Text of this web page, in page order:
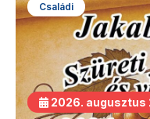
Családi
2026. augusztus